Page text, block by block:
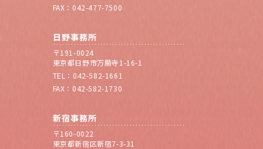
FAX：042-477-7500
日野事務所
〒191-0024
東京都日野市万願寺1-16-1
TEL：042-582-1661
FAX：042-582-1730
新宿事務所
〒160-0022
東京都新宿区新宿7-3-31